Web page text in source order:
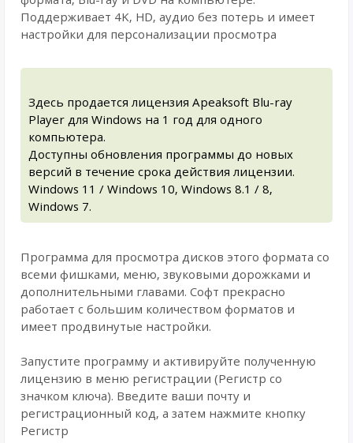
Поддерживает 4K, HD, аудио без потерь и имеет
настройки для персонализации просмотра
Здесь продается лицензия Apeaksoft Blu-ray
Player для Windows на 1 год для одного
компьютера.
Доступны обновления программы до новых
версий в течение срока действия лицензии.
Windows 11 / Windows 10, Windows 8.1 / 8,
Windows 7.
Программа для просмотра дисков этого формата со
всеми фишками, меню, звуковыми дорожками и
дополнительными главами. Софт прекрасно
работает с большим количеством форматов и
имеет продвинутые настройки.
Запустите программу и активируйте полученную
лицензию в меню регистрации (Регистр со
значком ключа). Введите ваши почту и
регистрационный код, а затем нажмите кнопку
Регистр